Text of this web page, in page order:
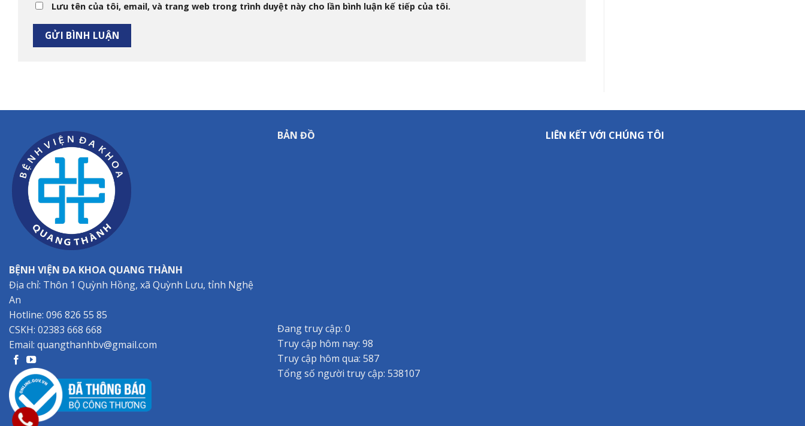
Lưu tên của tôi, email, và trang web trong trình duyệt này cho lần bình luận kế tiếp của tôi.
BỆNH VIỆN ĐA KHOA QUANG THÀNH
Địa chỉ: Thôn 1 Quỳnh Hồng, xã Quỳnh Lưu, tỉnh Nghệ
An
Hotline: 096 826 55 85
CSKH: 02383 668 668
Email: quangthanhbv@gmail.com
BẢN ĐỒ
Đang truy cập: 0
Truy cập hôm nay: 98
Truy cập hôm qua: 587
Tổng số người truy cập: 538107
LIÊN KẾT VỚI CHÚNG TÔI